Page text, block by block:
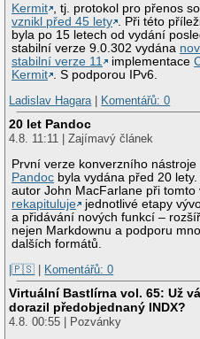
Kermit
, tj. protokol pro přenos
vznikl před 45 lety
. Při této
byla po 15 letech od vydání
stabilní verze 9.0.302 vydána
stabilní verze 11
implementace
Kermit
. S podporou IPv6.
Ladislav Hagara| Komentářů: 0
20 let Pandoc
4.8. 11:11 | Zajímavý článek
První verze konverzního nástroje
Pandoc byla vydána před 20
autor John MacFarlane při tomto
rekapituluje
jednotlivé etapy
a přidávání nových funkcí –
nejen Markdownu a podporu
dalších formátů.
|🇵🇸
Komentářů: 0
Virtuální Bastlírna vol. 65: Už
dorazil předobjednaný INDX?
4.8. 00:55 | Pozvánky